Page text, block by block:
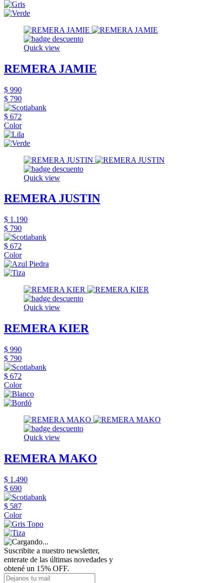
Quick view
REMERA JAMIE
$ 990
$ 790
$ 672
Color
Quick view
REMERA JUSTIN
$ 1.190
$ 790
$ 672
Color
Quick view
REMERA KIER
$ 990
$ 790
$ 672
Color
Quick view
REMERA MAKO
$ 1.490
$ 690
$ 587
Color
Suscribite a nuestro newsletter,
enterate de las últimas novedades y
obtené un 15% OFF.